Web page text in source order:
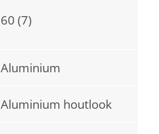
60 (7)
Aluminium
Aluminium houtlook